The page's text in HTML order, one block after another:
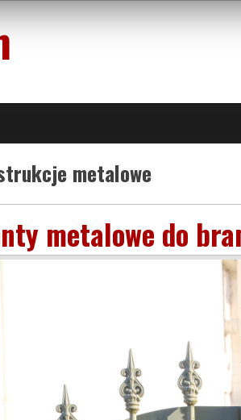
metalowe
metalowe do